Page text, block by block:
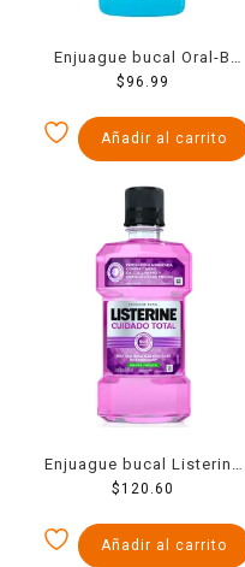
Enjuague bucal Oral-B
Complete sabor menta
$ 96.99
Añadir al carrito
Enjuague bucal Listerine
Cuidado Total menta
$120.60
Añadir al carrito